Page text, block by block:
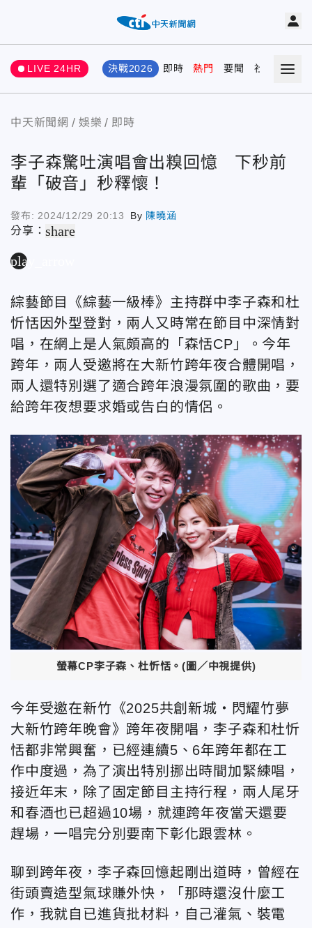
LIVE 24HR 決戰2026 即時 熱門 要聞 社會 娛樂
中天新聞網 娛樂 即時
李子森驚吐演唱會出糗回憶 下秒前
輩「破音」秒釋懷！
發布: 2024/12/29 20:13 By 陳曉涵
分享：share
play_arrow
綜藝節目《綜藝一級棒》主持群中李子森和杜
忻恬因外型登對，兩人又時常在節目中深情對
唱，在網上是人氣頗高的「森恬CP」。今年
跨年，兩人受邀將在大新竹跨年夜合體開唱，
兩人還特別選了適合跨年浪漫氛圍的歌曲，要
給跨年夜想要求婚或告白的情侶。
螢幕CP李子森、杜忻恬。(圖／中視提供)
今年受邀在新竹《2025共創新城・閃耀竹夢
大新竹跨年晚會》跨年夜開唱，李子森和杜忻
恬都非常興奮，已經連續5、6年跨年都在工
作中度過，為了演出特別挪出時間加緊練唱，
接近年末，除了固定節目主持行程，兩人尾牙
和春酒也已超過10場，就連跨年夜當天還要
趕場，一唱完分別要南下彰化跟雲林。
聊到跨年夜，李子森回憶起剛出道時，曾經在
街頭賣造型氣球賺外快，「那時還沒什麼工
作，我就自已進貨批材料，自己灌氣、裝電